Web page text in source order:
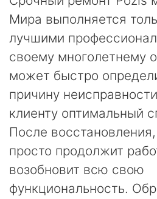
Мира выполняется
лучшими
своему многолетнему
может быстро
причину
клиенту оптимальный
После
просто продолжит
возобновит всю свою
функциональность.